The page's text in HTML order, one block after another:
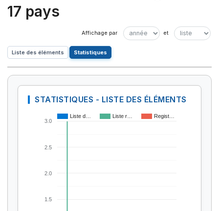
17 pays
Liste des éléments Statistiques
STATISTIQUES - LISTE DES ÉLÉMENTS
Liste d… Liste r… Regist…
1.5
2.0
2.5
3.0